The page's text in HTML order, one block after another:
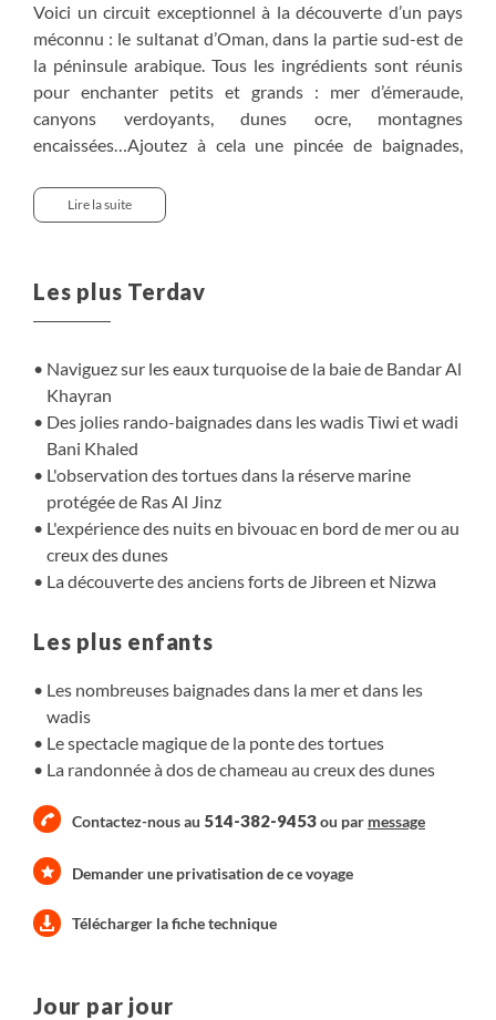
Voici un circuit exceptionnel à la découverte d’un pays
méconnu : le sultanat d’Oman, dans la partie sud-est de
la péninsule arabique. Tous les ingrédients sont réunis
pour enchanter petits et grands : mer d’émeraude,
canyons verdoyants, dunes ocre, montagnes
encaissées…Ajoutez à cela une pincée de baignades,
découvertes (naturelles et culturelles) dont Ras Al
Junayz où viennent pondre les tortues marines. Laissez
omanais… et savourez ce voyage inoubliable au pays de
Sindbad le marin !
Lire la suite
Les plus Terdav
Naviguez sur les eaux turquoise de la baie de Bandar Al
Khayran
Des jolies rando-baignades dans les wadis Tiwi et wadi
Bani Khaled
L'observation des tortues dans la réserve marine
protégée de Ras Al Jinz
L'expérience des nuits en bivouac en bord de mer ou au
creux des dunes
La découverte des anciens forts de Jibreen et Nizwa
Les plus enfants
Les nombreuses baignades dans la mer et dans les
wadis
Le spectacle magique de la ponte des tortues
La randonnée à dos de chameau au creux des dunes
Contactez-nous au 514-382-9453ou par message
Demander une privatisation de ce voyage
Télécharger la fiche technique
Jour par jour